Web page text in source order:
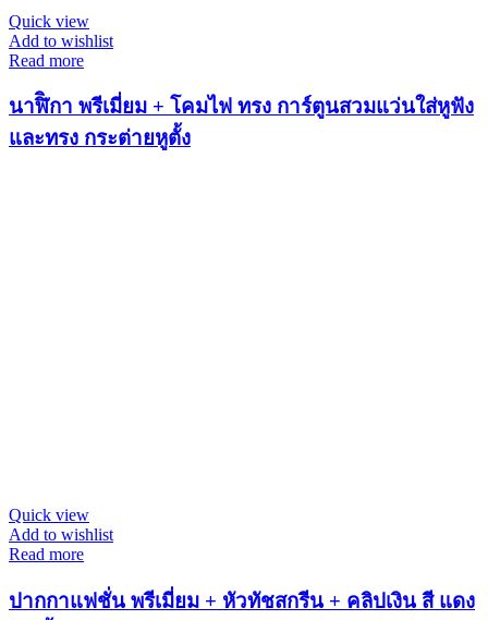
Quick view
Add to wishlist
Read more
นาฬิิกา พรีเมี่ยม + โคมไฟ ทรง การ์ตูนสวมแว่นใส่หูฟัง
และทรง กระต่ายหูตั้ง
Quick view
Add to wishlist
Read more
ปากกาแฟชั่น พรีเมี่ยม + หัวทัชสกรีน + คลิปเงิน สี แดง